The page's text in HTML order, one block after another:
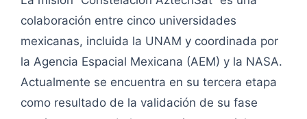
colaboración entre cinco universidades
mexicanas, incluida la UNAM y coordinada por
la Agencia Espacial Mexicana (AEM) y la NASA.
Actualmente se encuentra en su tercera etapa
como resultado de la validación de su fase